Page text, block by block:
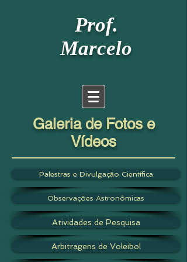
Prof.
Marcelo
Galeria de Fotos e
Vídeos
Palestras e Divulgação Científica
Observações Astronômicas
Atividades de Pesquisa
Arbitragens de Voleibol